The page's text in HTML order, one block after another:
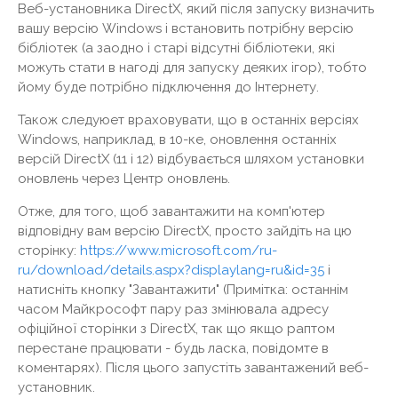
Веб-установника DirectX, який після запуску визначить
вашу версію Windows і встановить потрібну версію
бібліотек (а заодно і старі відсутні бібліотеки, які
можуть стати в нагоді для запуску деяких ігор), тобто
йому буде потрібно підключення до Інтернету.
Також следуюет враховувати, що в останніх версіях
Windows, наприклад, в 10-ке, оновлення останніх
версій DirectX (11 і 12) відбувається шляхом установки
оновлень через Центр оновлень.
Отже, для того, щоб завантажити на комп'ютер
відповідну вам версію DirectX, просто зайдіть на цю
сторінку: https://www.microsoft.com/ru-
ru/download/details.aspx?displaylang=ru&id=35 і
натисніть кнопку "Завантажити" (Примітка: останнім
часом Майкрософт пару раз змінювала адресу
офіційної сторінки з DirectX, так що якщо раптом
перестане працювати - будь ласка, повідомте в
коментарях). Після цього запустіть завантажений веб-
установник.